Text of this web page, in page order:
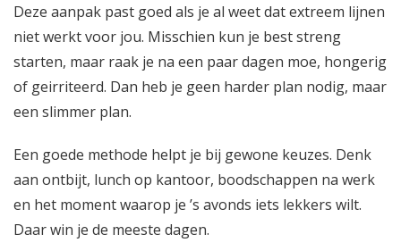
Deze aanpak past goed als je al weet dat extreem lijnen
niet werkt voor jou. Misschien kun je best streng
starten, maar raak je na een paar dagen moe, hongerig
of geirriteerd. Dan heb je geen harder plan nodig, maar
een slimmer plan.
Een goede methode helpt je bij gewone keuzes. Denk
aan ontbijt, lunch op kantoor, boodschappen na werk
en het moment waarop je ’s avonds iets lekkers wilt.
Daar win je de meeste dagen.